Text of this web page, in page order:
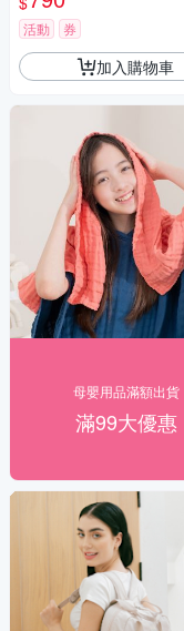
活動 券
加入購物車
母嬰用品滿額出貨
滿99大優惠